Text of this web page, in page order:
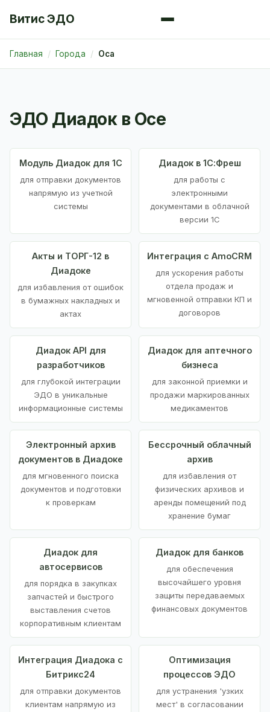
Витис ЭДО
Главная Города Оса
ЭДО Диадок в Осе
Модуль Диадок для 1С
для отправки документов
напрямую из учетной
системы
Диадок в 1С:Фреш
для работы с
электронными
документами в облачной
версии 1С
Акты и ТОРГ-12 в
Диадоке
для избавления от ошибок
в бумажных накладных и
актах
Интеграция с AmoCRM
для ускорения работы
отдела продаж и
мгновенной отправки КП и
договоров
Диадок API для
разработчиков
для глубокой интеграции
ЭДО в уникальные
информационные системы
Диадок для аптечного
бизнеса
для законной приемки и
продажи маркированных
медикаментов
Электронный архив
документов в Диадоке
для мгновенного поиска
документов и подготовки
к проверкам
Бессрочный облачный
архив
для избавления от
физических архивов и
аренды помещений под
хранение бумаг
Диадок для
автосервисов
для порядка в закупках
запчастей и быстрого
выставления счетов
корпоративным клиентам
Диадок для банков
для обеспечения
высочайшего уровня
защиты передаваемых
финансовых документов
Интеграция Диадока с
Битрикс24
для отправки документов
клиентам напрямую из
Оптимизация
процессов ЭДО
для устранения 'узких
мест' в согласовании